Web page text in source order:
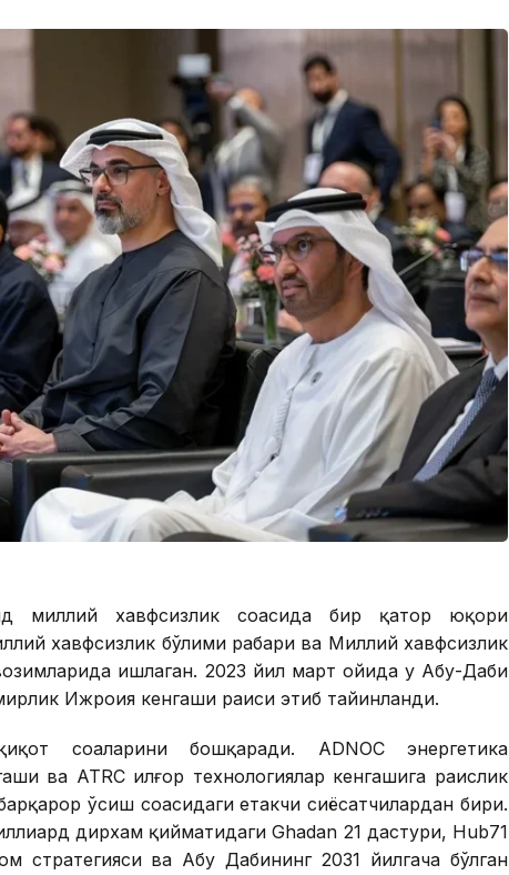
хавфсизлик соҳасида бир қатор юқори
хавфсизлик бўлими раҳбари ва Миллий хавфсизлик
ишлаган. 2023 йил март ойида у Абу-Даби
Ижроия кенгаши раиси этиб тайинланди.
соҳаларини бошқаради. ADNOC энергетика
ва ATRC илғор технологиялар кенгашига раислик
ўсиш соҳасидаги етакчи сиёсатчилардан бири.
дирхам қийматидаги Ghadan 21 дастури, Hub71
стратегияси ва Абу Дабининг 2031 йилгача бўлган